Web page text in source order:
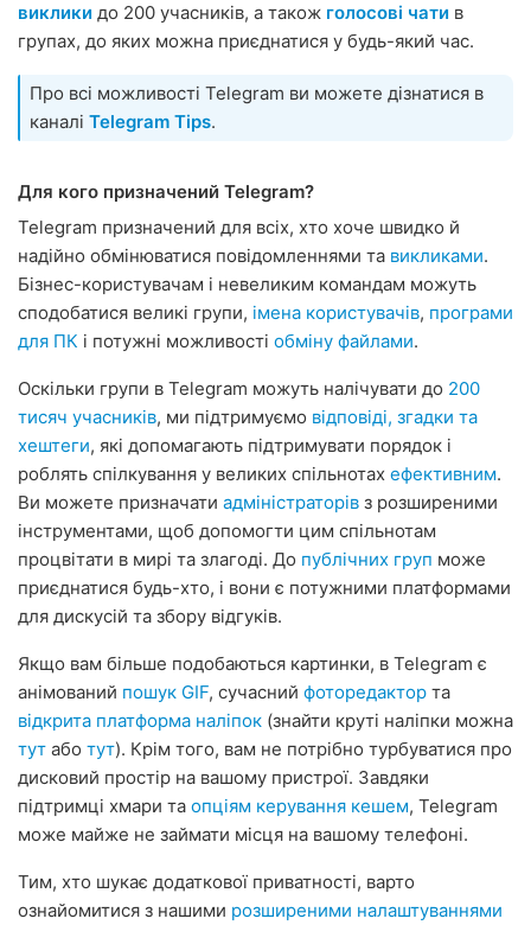
виклики до 200 учасників, а також голосові чати в
групах, до яких можна приєднатися у будь-який час.
Про всі можливості Telegram ви можете дізнатися в
каналі Telegram Tips.
Для кого призначений Telegram?
Telegram призначений для всіх, хто хоче швидко й
надійно обмінюватися повідомленнями та викликами.
Бізнес-користувачам і невеликим командам можуть
сподобатися великі групи, імена користувачів, програми
для ПК і потужні можливості обміну файлами.
Оскільки групи в Telegram можуть налічувати до 200
тисяч учасників, ми підтримуємо відповіді, згадки та
хештеги, які допомагають підтримувати порядок і
роблять спілкування у великих спільнотах ефективним.
Ви можете призначати адміністраторів з розширеними
інструментами, щоб допомогти цим спільнотам
процвітати в мирі та злагоді. До публічних груп може
приєднатися будь-хто, і вони є потужними платформами
для дискусій та збору відгуків.
Якщо вам більше подобаються картинки, в Telegram є
анімований пошук GIF, сучасний фоторедактор та
відкрита платформа наліпок (знайти круті наліпки можна
тут або тут). Крім того, вам не потрібно турбуватися про
дисковий простір на вашому пристрої. Завдяки
підтримці хмари та опціям керування кешем, Telegram
може майже не займати місця на вашому телефоні.
Тим, хто шукає додаткової приватності, варто
ознайомитися з нашими розширеними налаштуваннями